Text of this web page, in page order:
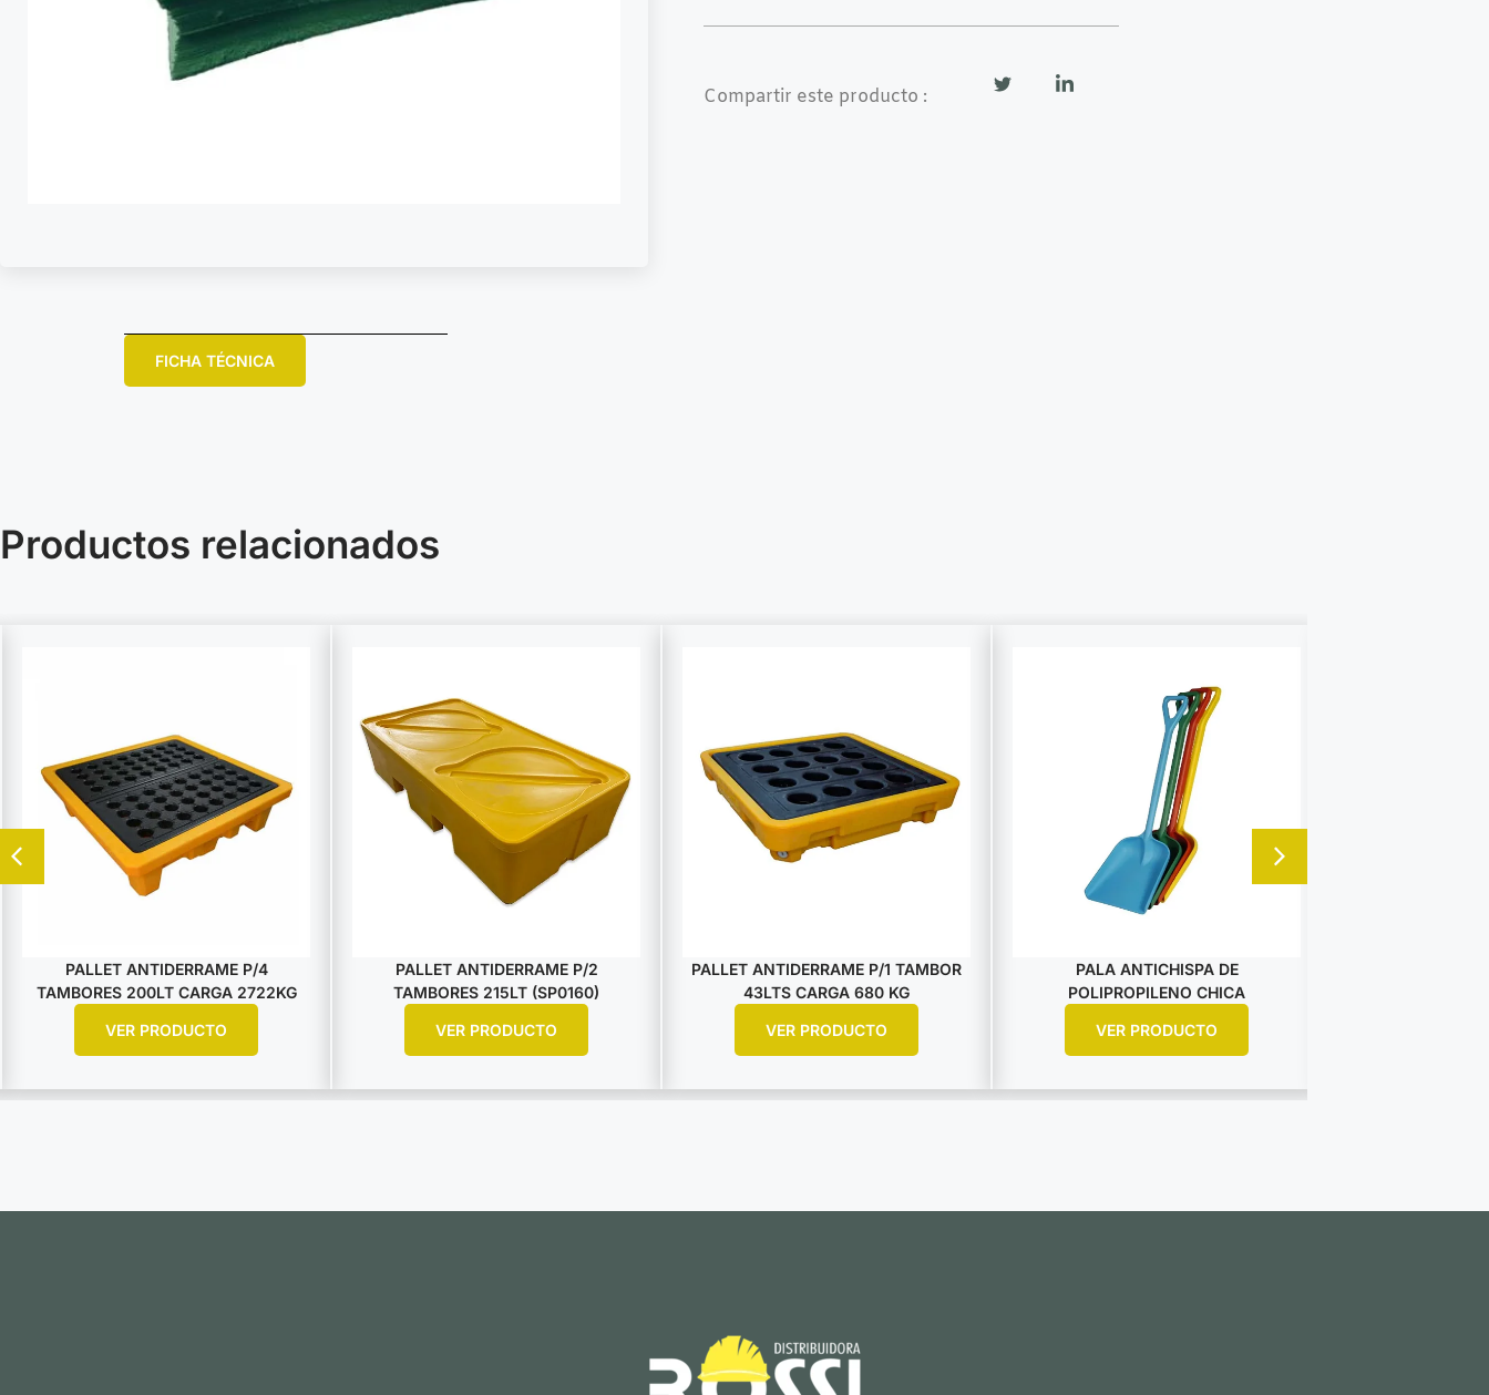
Compartir este producto :
FICHA TÉCNICA
Productos relacionados
PALLET ANTIDERRAME P/4
TAMBORES 200LT CARGA 2722KG
VER PRODUCTO
PALLET ANTIDERRAME P/2
TAMBORES 215LT (SP0160)
VER PRODUCTO
PALLET ANTIDERRAME P/1 TAMBOR
43LTS CARGA 680 KG
VER PRODUCTO
PALA ANTICHISPA DE
POLIPROPILENO CHICA
VER PRODUCTO